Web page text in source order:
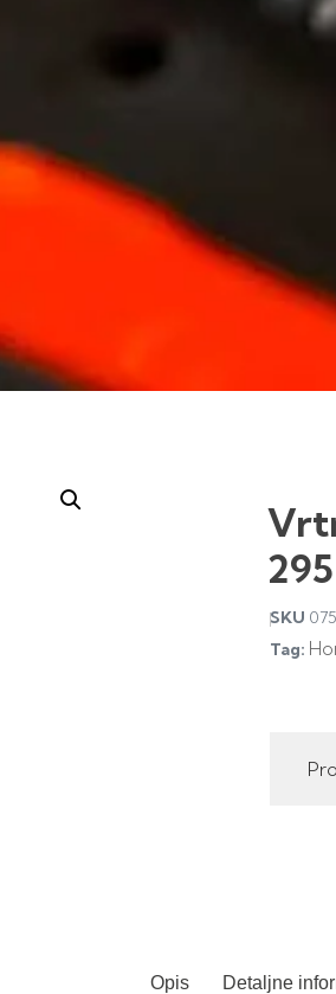
SKU
Tag:
Opis Detaljne